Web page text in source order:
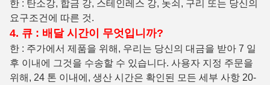
한 : 탄소강, 합금 강, 스테인레스 강, 놋쇠, 구리 또는 당신의
요구조건에 따른 것.
4. 큐 : 배달 시간이 무엇입니까?
한 : 주가에서 제품을 위해, 우리는 당신의 대금을 받아 7 일
후 이내에 그것을 수송할 수 있습니다. 사용자 지정 주문을
위해, 24 톤 이내에, 생산 시간은 확인된 모든 세부 사항 20-